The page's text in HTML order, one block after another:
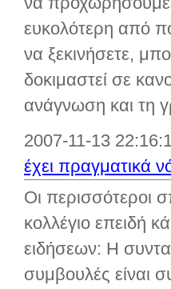
ευκολότερη από
να ξεκινήσετε,
δοκιμαστεί σε
ανάγνωση και τη
2007-11-13
έχει πραγματικά
Οι περισσότεροι
κολλέγιο επειδή
ειδήσεων: Η
συμβουλές είναι